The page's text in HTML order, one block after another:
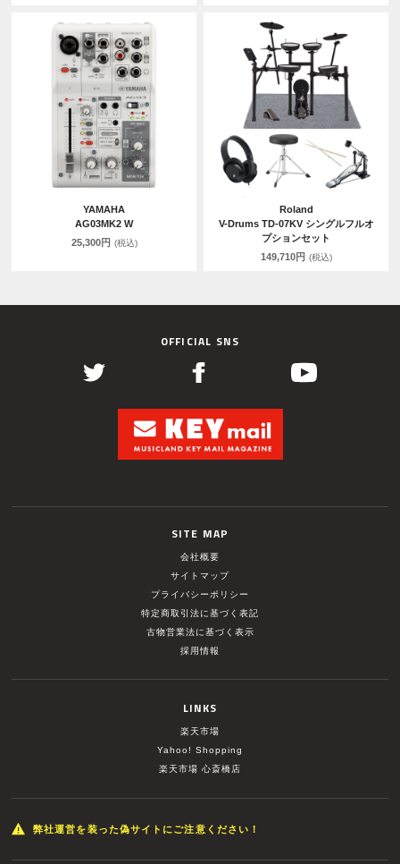
YAMAHA
AG03MK2 W
25,300円 (税込)
Roland
V-Drums TD-07KV シングルフルオ
プションセット
149,710円 (税込)
OFFICIAL SNS
SITE MAP
会社概要
サイトマップ
プライバシーポリシー
特定商取引法に基づく表記
古物営業法に基づく表示
採用情報
LINKS
楽天市場
Yahoo! Shopping
楽天市場 心斎橋店
弊社運営を装った偽サイトにご注意ください！